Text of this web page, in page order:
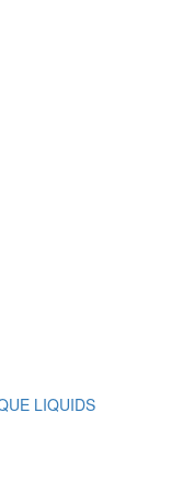
LIQUIDS